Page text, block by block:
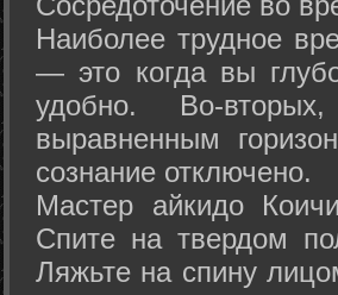
Наиболее трудное
— это когда вы
удобно. Во-
выравненным
сознание отключено.
Мастер айкидо
Спите на твердом
Ляжьте на спину